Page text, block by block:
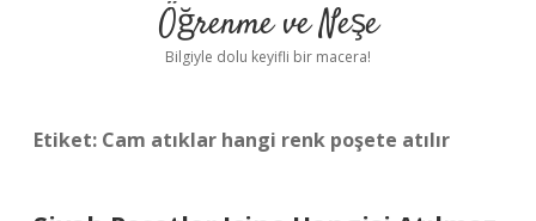
Yasal Uyarı
Öğrenme ve Neşe
Bilgiyle dolu keyifli bir macera!
Etiket: Cam atıklar hangi renk poşete atılır